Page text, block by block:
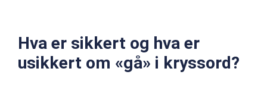
Hva er sikkert og hva er
usikkert om «gå» i kryssord?